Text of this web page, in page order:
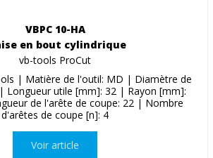
VBPC 10-HA
en bout cylindrique
vb-tools ProCut
| Matière de l'outil: MD | Diamètre de
Longueur utile [mm]: 32 | Rayon [mm]:
de l'arête de coupe: 22 | Nombre
d'arêtes de coupe [n]: 4
Voir article